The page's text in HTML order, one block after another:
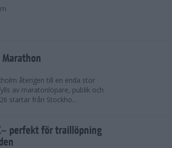
återigen till en enda stor
av maratonlöpare, publik och
startar från Stockho...
perfekt för traillöpning